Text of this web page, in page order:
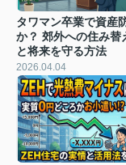
タワマン卒業で資産
か？ 郊外への住み替
と将来を守る方法
2026.04.04